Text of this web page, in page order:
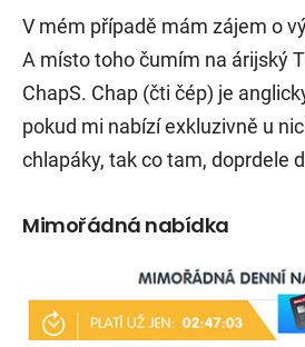
V mém případě mám zájem o
A místo toho čumím na árijský
ChapS. Chap (čti čép) je
pokud mi nabízí exkluzivně u
chlapáky, tak co tam, doprdele
Mimořádná nabídka